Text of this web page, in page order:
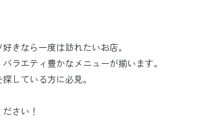
きなら一度は訪れたいお店。
ラエティ豊かなメニューが揃います。
している方に必見。
さい！